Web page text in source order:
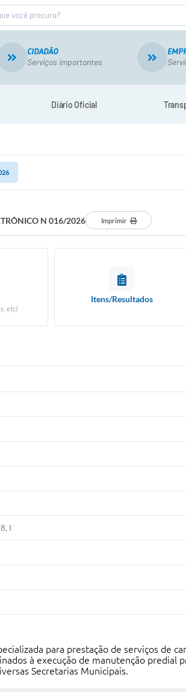
CIDADÃO
Serviços importantes
Diário Oficial
N 016/2026 Imprimir
etc)
Itens/Resultados
I
para prestação de serviços de
à execução de manutenção predial
Secretarias Municipais.